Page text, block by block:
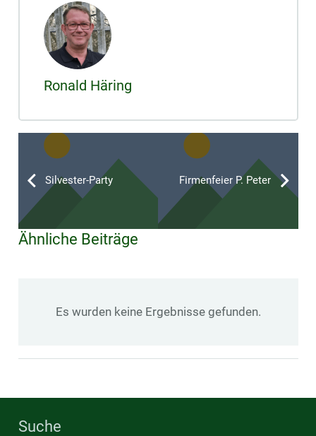
Ronald Häring
Silvester-Party Firmenfeier P. Peter
Ähnliche Beiträge
Es wurden keine Ergebnisse gefunden.
Suche